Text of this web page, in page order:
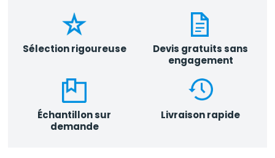
Sélection rigoureuse
Devis gratuits sans
engagement
Échantillon sur
demande
Livraison rapide